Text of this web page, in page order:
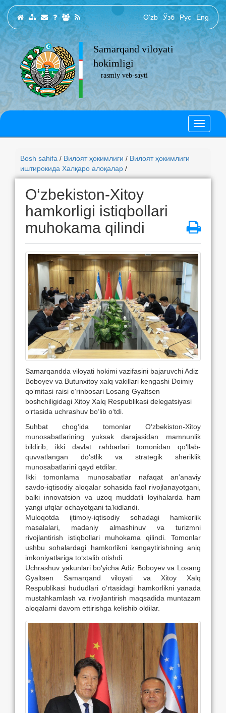
O‘zb Ўзб Рус Eng
Samarqand viloyati
hokimligi
rasmiy veb-sayti
Bosh sahifa / Вилоят ҳокимлиги / Вилоят ҳокимлиги
иштирокида Халқаро алоқалар /
O‘zbekiston-Xitoy
hamkorligi istiqbollari
muhokama qilindi
Samarqandda viloyati hokimi vazifasini bajaruvchi Adiz
Boboyev va Butunxitoy xalq vakillari kengashi Doimiy
qo‘mitasi raisi o‘rinbosari Losang Gyaltsen
boshchiligidagi Xitoy Xalq Respublikasi delegatsiyasi
o‘rtasida uchrashuv bo‘lib o‘tdi.
Suhbat chog‘ida tomonlar O‘zbekiston-Xitoy
munosabatlarining yuksak darajasidan mamnunlik
bildirib, ikki davlat rahbarlari tomonidan qo‘llab-
quvvatlangan do‘stlik va strategik sheriklik
munosabatlarini qayd etdilar.
Ikki tomonlama munosabatlar nafaqat anʼanaviy
savdo-iqtisodiy aloqalar sohasida faol rivojlanayotgani,
balki innovatsion va uzoq muddatli loyihalarda ham
yangi ufqlar ochayotgani taʼkidlandi.
Muloqotda ijtimoiy-iqtisodiy sohadagi hamkorlik
masalalari, madaniy almashinuv va turizmni
rivojlantirish istiqbollari muhokama qilindi. Tomonlar
ushbu sohalardagi hamkorlikni kengaytirishning aniq
imkoniyatlariga to‘xtalib otishdi.
Uchrashuv yakunlari bo‘yicha Adiz Boboyev va Losang
Gyaltsen Samarqand viloyati va Xitoy Xalq
Respublikasi hududlari o‘rtasidagi hamkorlikni yanada
mustahkamlash va rivojlantirish maqsadida muntazam
aloqalarni davom ettirishga kelishib oldilar.